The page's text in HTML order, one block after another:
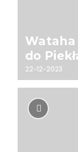
do
22-12-2023